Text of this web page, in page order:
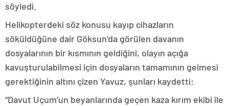
söyledi.
Helikopterdeki söz konusu kayıp cihazların
söküldüğüne dair Göksun’da görülen davanın
dosyalarının bir kısmının geldiğini, olayın açığa
kavuşturulabilmesi için dosyaların tamamının gelmesi
gerektiğinin altını çizen Yavuz, şunları kaydetti:
“Davut Uçum’un beyanlarında geçen kaza kırım ekibi ile